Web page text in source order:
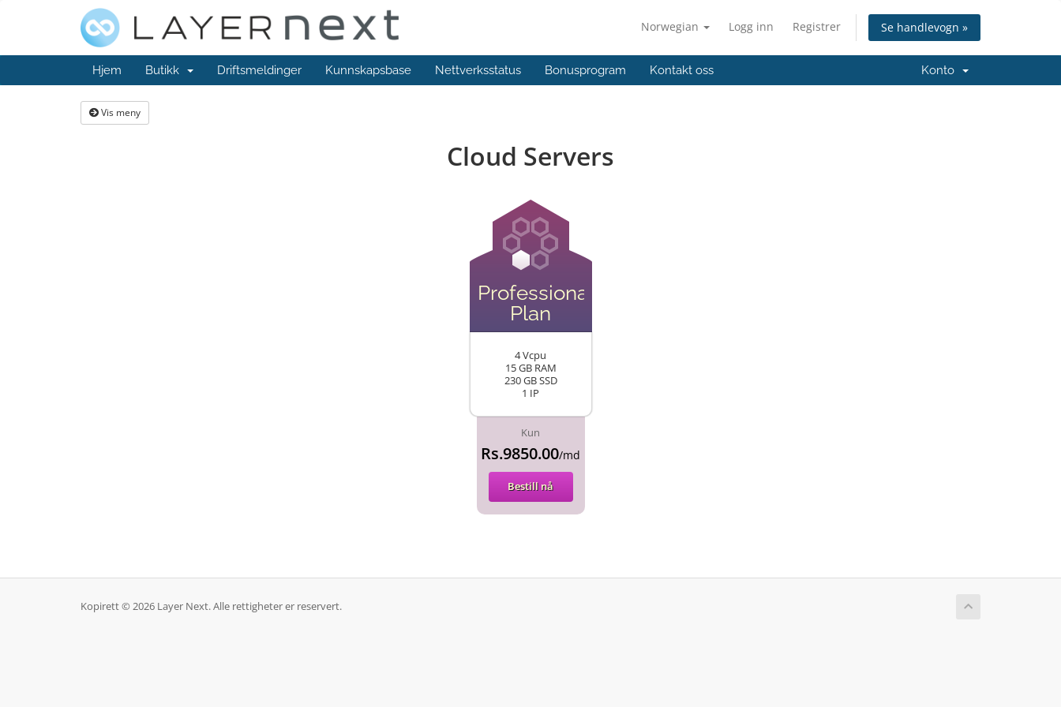
Norwegian Logg inn Registrer Se handlevogn »
Hjem Butikk Driftsmeldinger Kunnskapsbase Nettverksstatus Bonusprogram Kontakt oss Konto
Vis meny
Cloud Servers
Professional
Plan
4 Vcpu
15 GB RAM
230 GB SSD
1 IP
Kun
Rs.9850.00/md
Bestill nå
Kopirett © 2026 Layer Next. Alle rettigheter er reservert.